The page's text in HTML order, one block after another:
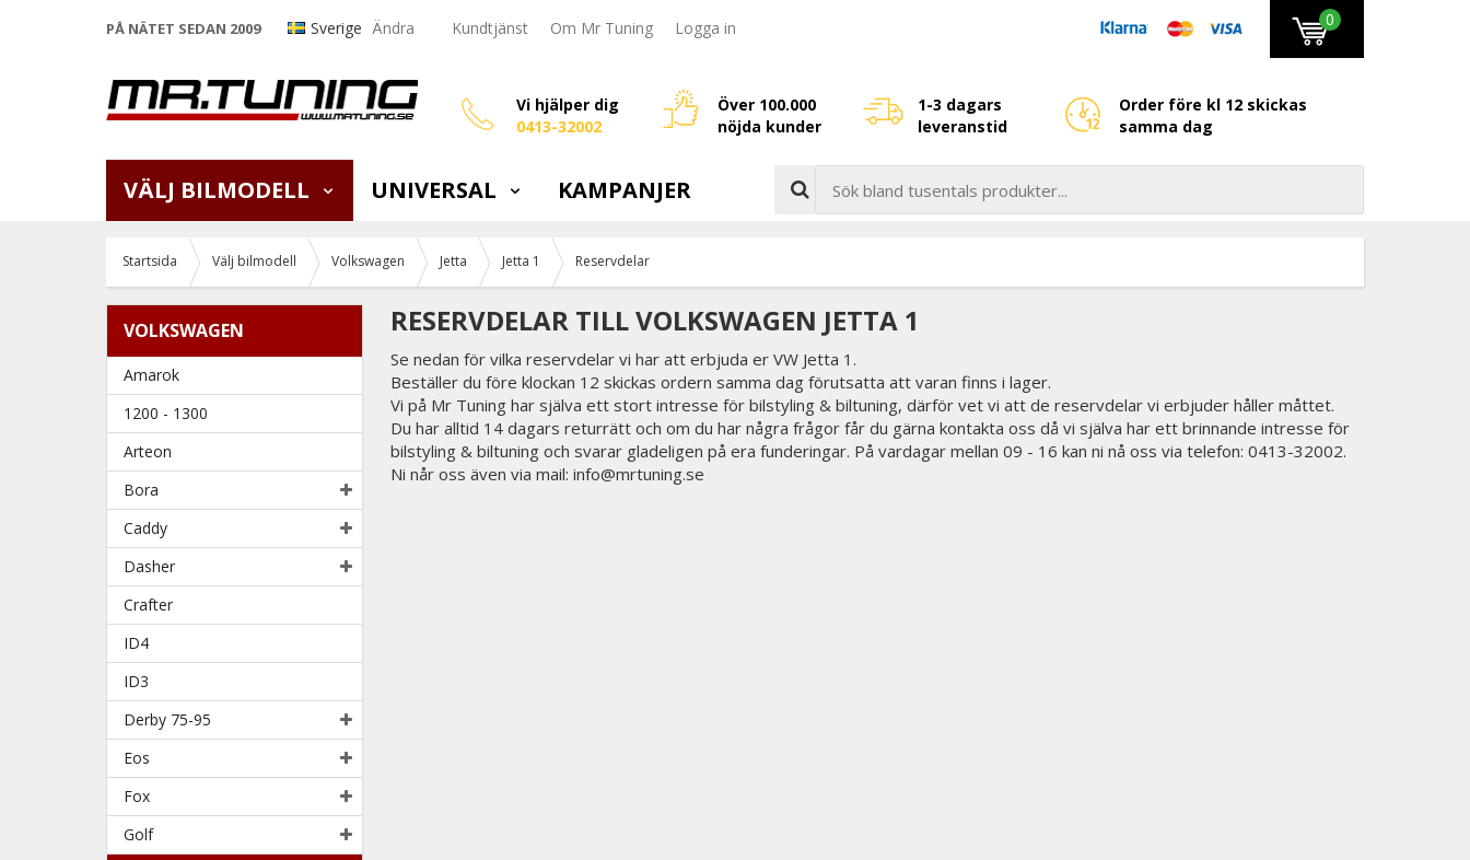
PÅ NÄTET SEDAN 2009 Sverige Ändra Kundtjänst Om Mr Tuning Logga in 0
Vi hjälper dig
0413-32002
Över 100.000
nöjda kunder
1-3 dagars
leveranstid
Order före kl 12 skickas
samma dag
VÄLJ BILMODELL UNIVERSAL KAMPANJER
Startsida Välj bilmodell Volkswagen Jetta Jetta 1 Reservdelar
VOLKSWAGEN
Amarok
1200 - 1300
Arteon
Bora
Caddy
Dasher
Crafter
ID4
ID3
Derby 75-95
Eos
Fox
Golf
RESERVDELAR TILL VOLKSWAGEN JETTA 1
Se nedan för vilka reservdelar vi har att erbjuda er VW Jetta 1.
Beställer du före klockan 12 skickas ordern samma dag förutsatta att varan finns i lager.
Vi på Mr Tuning har själva ett stort intresse för bilstyling & biltuning, därför vet vi att de reservdelar vi erbjuder håller måttet.
Du har alltid 14 dagars returrätt och om du har några frågor får du gärna kontakta oss då vi själva har ett brinnande intresse för
bilstyling & biltuning och svarar gladeligen på era funderingar. På vardagar mellan 09 - 16 kan ni nå oss via telefon: 0413-32002.
Ni når oss även via mail: info@mrtuning.se